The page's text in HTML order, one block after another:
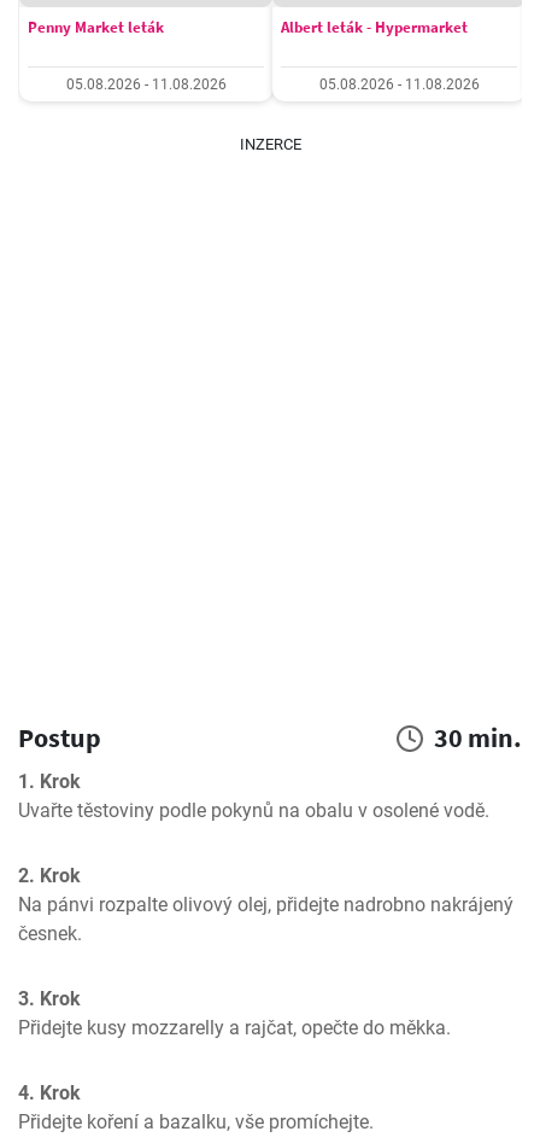
Penny Market leták
05.08.2026 - 11.08.2026
Albert leták - Hypermarket
05.08.2026 - 11.08.2026
INZERCE
Postup 30 min.
1. Krok
Uvařte těstoviny podle pokynů na obalu v osolené vodě.
2. Krok
Na pánvi rozpalte olivový olej, přidejte nadrobno nakrájený
česnek.
3. Krok
Přidejte kusy mozzarelly a rajčat, opečte do měkka.
4. Krok
Přidejte koření a bazalku, vše promíchejte.